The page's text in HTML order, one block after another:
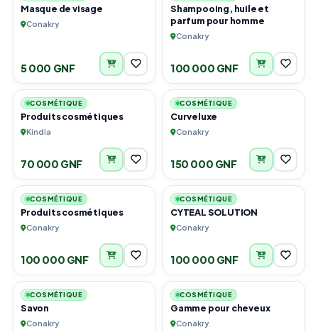
Masque de visage
Conakry
5 000 GNF
Shampooing, huile et
parfum pour homme
Conakry
100 000 GNF
3
COSMÉTIQUE
Produits cosmétiques
Kindia
70 000 GNF
3
COSMÉTIQUE
Curveluxe
Conakry
150 000 GNF
6
COSMÉTIQUE
Produits cosmétiques
Conakry
100 000 GNF
1
COSMÉTIQUE
CYTEAL SOLUTION
Conakry
100 000 GNF
1
COSMÉTIQUE
Savon
Conakry
1
COSMÉTIQUE
Gamme pour cheveux
Conakry